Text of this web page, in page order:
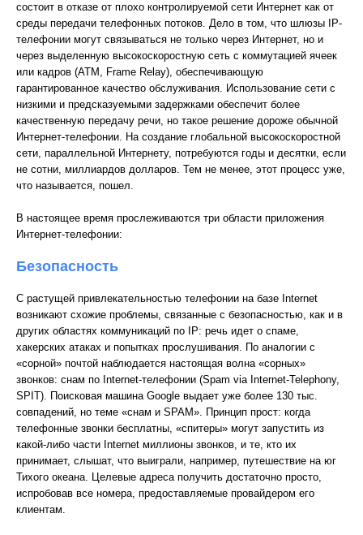
состоит в отказе от плохо контролируемой сети Интернет как от
среды передачи телефонных потоков. Дело в том, что шлюзы IP-
телефонии могут связываться не только через Интернет, но и
через выделенную высокоскоростную сеть с коммутацией ячеек
или кадров (АТМ, Frame Relay), обеспечивающую
гарантированное качество обслуживания. Использование сети с
низкими и предсказуемыми задержками обеспечит более
качественную передачу речи, но такое решение дороже обычной
Интернет-телефонии. На создание глобальной высокоскоростной
сети, параллельной Интернету, потребуются годы и десятки, если
не сотни, миллиардов долларов. Тем не менее, этот процесс уже,
что называется, пошел.
В настоящее время прослеживаются три области приложения
Интернет-телефонии:
Безопасность
С растущей привлекательностью телефонии на базе Internet
возникают схожие проблемы, связанные с безопасностью, как и в
других областях коммуникаций по IP: речь идет о спаме,
хакерских атаках и попытках прослушивания. По аналогии с
«сорной» почтой наблюдается настоящая волна «сорных»
звонков: снам по Internet-телефонии (Spam via Internet-Telephony,
SPIT). Поисковая машина Google выдает уже более 130 тыс.
совпадений, но теме «снам и SPAM». Принцип прост: когда
телефонные звонки бесплатны, «спитеры» могут запустить из
какой-либо части Internet миллионы звонков, и те, кто их
принимает, слышат, что выиграли, например, путешествие на юг
Тихого океана. Целевые адреса получить достаточно просто,
испробовав все номера, предоставляемые провайдером его
клиентам.